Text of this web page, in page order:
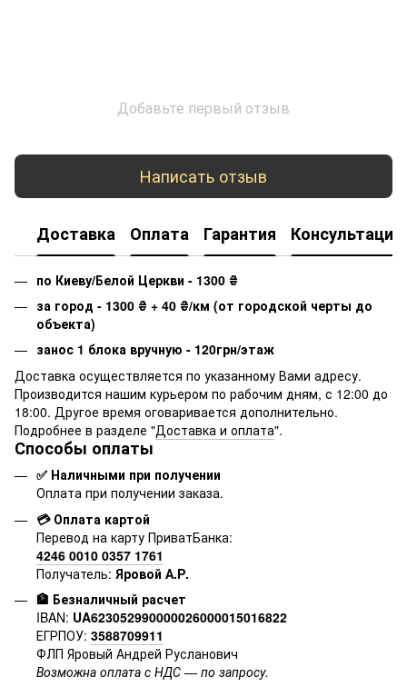
Добавьте первый отзыв
Написать отзыв
Доставка Оплата Гарантия Консультация
по Киеву/Белой Церкви - 1300 ₴
за город - 1300 ₴ + 40 ₴/км (от городской черты до
объекта)
занос 1 блока вручную - 120грн/этаж
Доставка осуществляется по указанному Вами адресу.
Производится нашим курьером по рабочим дням, с 12:00 до
18:00. Другое время оговаривается дополнительно.
Подробнее в разделе "Доставка и оплата".
Способы оплаты
✅ Наличными при получении
Оплата при получении заказа.
💳 Оплата картой
Перевод на карту ПриватБанка:
4246 0010 0357 1761
Получатель: Яровой А.Р.
🏦 Безналичный расчет
IBAN: UA623052990000026000015016822
ЕГРПОУ: 3588709911
ФЛП Яровый Андрей Русланович
Возможна оплата с НДС — по запросу.